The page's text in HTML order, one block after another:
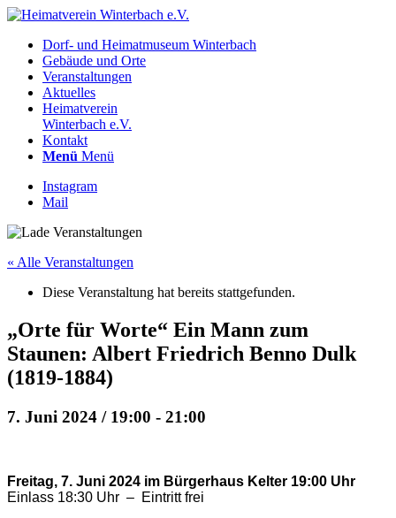
Dorf- und Heimatmuseum Winterbach
Gebäude und Orte
Veranstaltungen
Aktuelles
Heimatverein
Winterbach e.V.
Kontakt
Menü Menü
Instagram
Mail
« Alle Veranstaltungen
Diese Veranstaltung hat bereits stattgefunden.
„Orte für Worte“ Ein Mann zum
Staunen: Albert Friedrich Benno Dulk
(1819-1884)
7. Juni 2024 / 19:00 - 21:00
Freitag, 7. Juni 2024 im Bürgerhaus Kelter 19:00 Uhr
Einlass 18:30 Uhr – Eintritt frei